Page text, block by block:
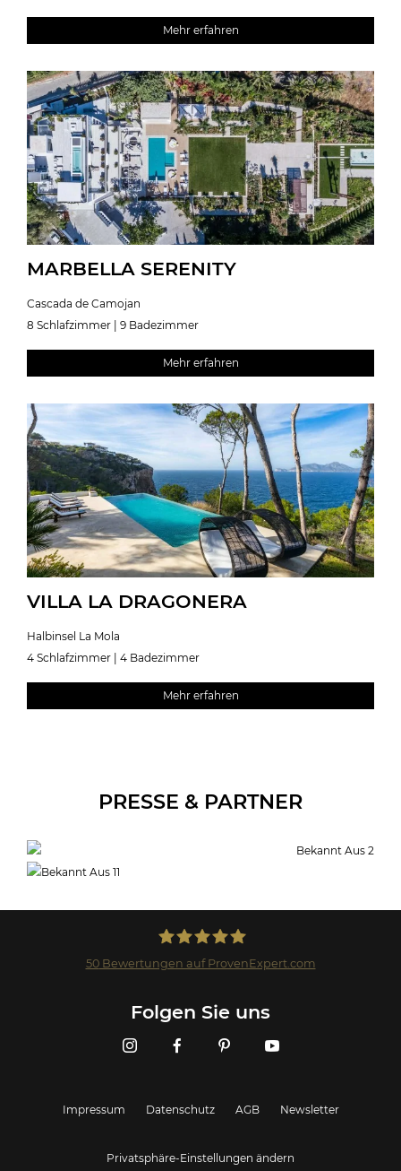
Mehr erfahren
MARBELLA SERENITY
Cascada de Camojan
8 Schlafzimmer | 9 Badezimmer
Mehr erfahren
VILLA LA DRAGONERA
Halbinsel La Mola
4 Schlafzimmer | 4 Badezimmer
Mehr erfahren
PRESSE & PARTNER
50Bewertungen auf ProvenExpert.com
Folgen Sie uns
Impressum Datenschutz AGB Newsletter
Privatsphäre-Einstellungen ändern